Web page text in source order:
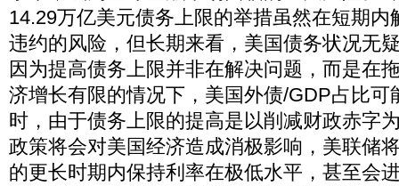
14.29万亿美元债务上限的举措虽然在短期内
违约的风险，但长期来看，美国债务状况无
因为提高债务上限并非在解决问题，而是在
济增长有限的情况下，美国外债/GDP占比可
时，由于债务上限的提高是以削减财政赤字
政策将会对美国经济造成消极影响，美联储
的更长时期内保持利率在极低水平，甚至会